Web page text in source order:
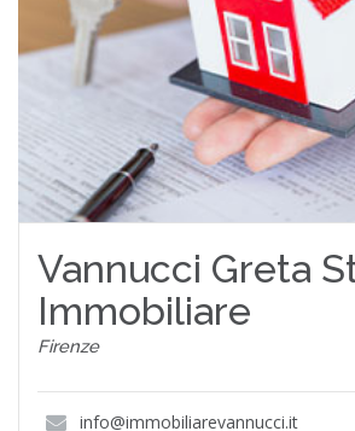
Vannucci Greta
Immobiliare
Firenze
info@immobiliarevannucci.it